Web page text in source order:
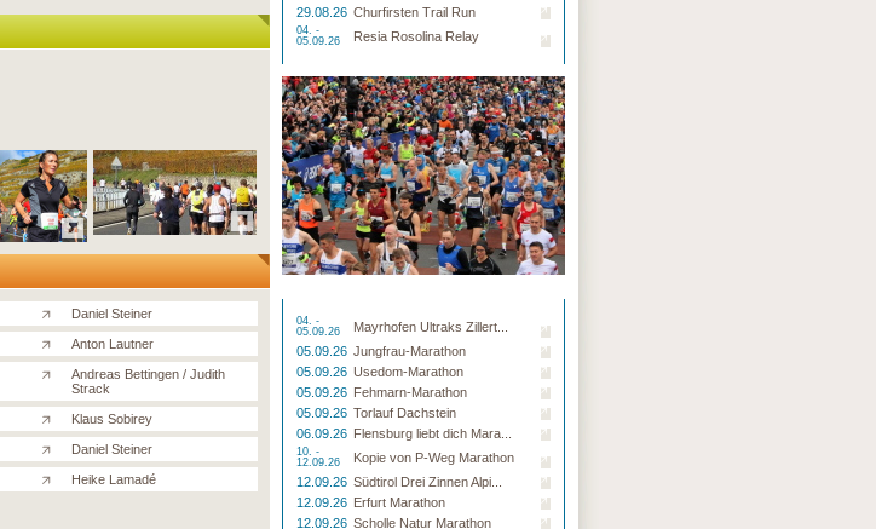
Daniel Steiner
Anton Lautner
Andreas Bettingen / Judith
Strack
Klaus Sobirey
Daniel Steiner
Heike Lamadé
29.08.26 Churfirsten Trail Run
04. -
05.09.26
Resia Rosolina Relay
04. -
05.09.26
Mayrhofen Ultraks Zillert...
05.09.26 Jungfrau-Marathon
05.09.26 Usedom-Marathon
05.09.26 Fehmarn-Marathon
05.09.26 Torlauf Dachstein
06.09.26 Flensburg liebt dich Mara...
10. -
12.09.26
Kopie von P-Weg Marathon
12.09.26 Südtirol Drei Zinnen Alpi...
12.09.26 Erfurt Marathon
12.09.26 Scholle Natur Marathon